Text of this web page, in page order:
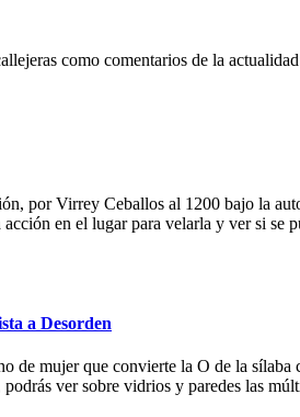
como comentarios de la
por Virrey Ceballos al 1200 bajo la
en el lugar para velarla y ver si se
a Desorden
de mujer que convierte la O de la
podrás ver sobre vidrios y paredes las